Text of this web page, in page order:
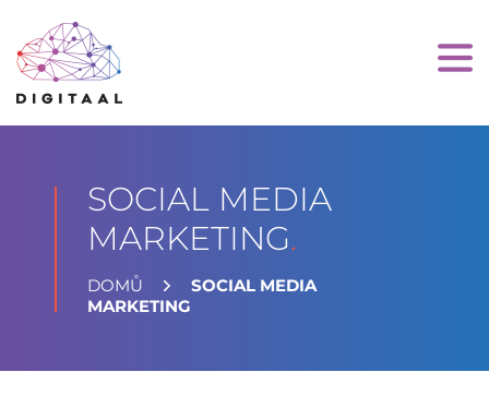
SOCIAL MEDIA
MARKETING.
DOMŮ
SOCIAL MEDIA
MARKETING